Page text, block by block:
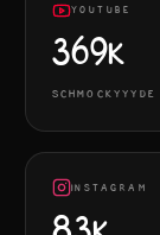
YOUTUBE
369K
SCHMOCKYYYDE
INSTAGRAM